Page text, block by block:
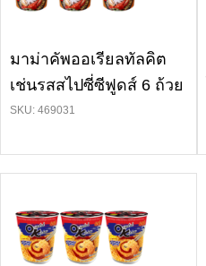
มาม่าคัพออเรียลทัลคิต
เช่นรสสไปซี่ซีฟูดส์ 6 ถ้วย
SKU: 469031